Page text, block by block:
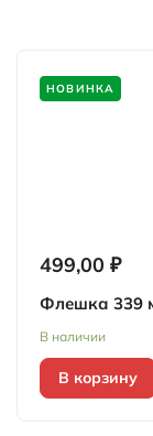
НОВИНКА
499,00 ₽
Флешка 339
В наличии
В корзину